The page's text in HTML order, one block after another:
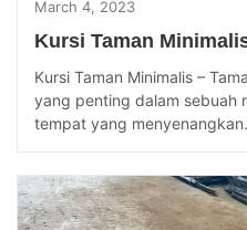
March 4, 2023
Kursi Taman
Kursi Taman Minimalis –
yang penting dalam sebuah
tempat yang